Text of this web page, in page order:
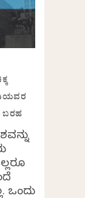
ಬರಹ
ಒಂದು